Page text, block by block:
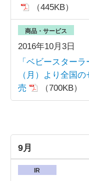
（445KB）
2016年10月3日
商品・サービス
「ベビースター
（月）より全国
売
（700KB）
9月
IR